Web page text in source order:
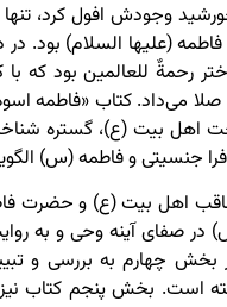
وجودش افول کرد،
(علیها السلام) بود.
دختر رحمةٌ للعالمین
صلا می‌داد. کتاب
اهل بیت (ع)، گستره
جنسیتی و فاطمه (س)
اهل بیت (ع) و حضرت
آینه وحی و به روایت
چهارم به بررسی و
است. بخش پنجم